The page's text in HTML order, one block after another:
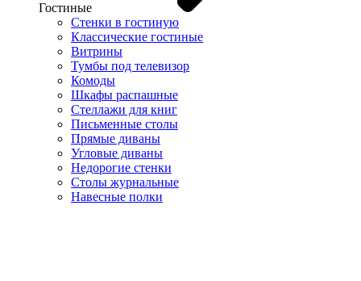
Гостиные
Стенки в гостиную
Классические гостиные
Витрины
Тумбы под телевизор
Комоды
Шкафы распашные
Стеллажи для книг
Письменные столы
Прямые диваны
Угловые диваны
Недорогие стенки
Столы журнальные
Навесные полки